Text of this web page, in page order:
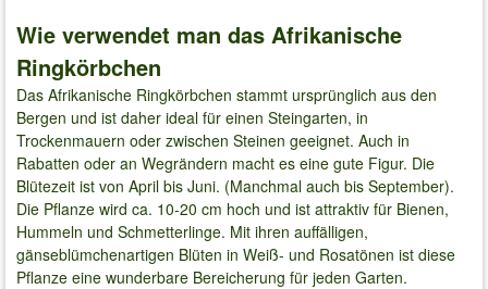
Wie verwendet man das Afrikanische
Ringkörbchen
Das Afrikanische Ringkörbchen stammt ursprünglich aus den
Bergen und ist daher ideal für einen Steingarten, in
Trockenmauern oder zwischen Steinen geeignet. Auch in
Rabatten oder an Wegrändern macht es eine gute Figur. Die
Blütezeit ist von April bis Juni. (Manchmal auch bis September).
Die Pflanze wird ca. 10-20 cm hoch und ist attraktiv für Bienen,
Hummeln und Schmetterlinge. Mit ihren auffälligen,
gänseblümchenartigen Blüten in Weiß- und Rosatönen ist diese
Pflanze eine wunderbare Bereicherung für jeden Garten.